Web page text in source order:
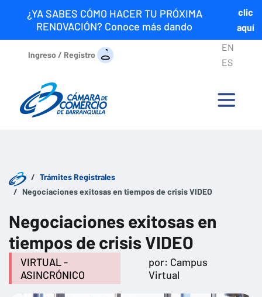
¿YA SABES CÓMO HACER TU PRÓXIMA
RENOVACIÓN? Conoce más dando
clic
aquí
Ingreso / Registro
EN
ES
Trámites Registrales
Negociaciones exitosas en tiempos de crisis VIDEO
Negociaciones exitosas en
tiempos de crisis VIDEO
VIRTUAL -
ASINCRÓNICO
por: Campus
Virtual